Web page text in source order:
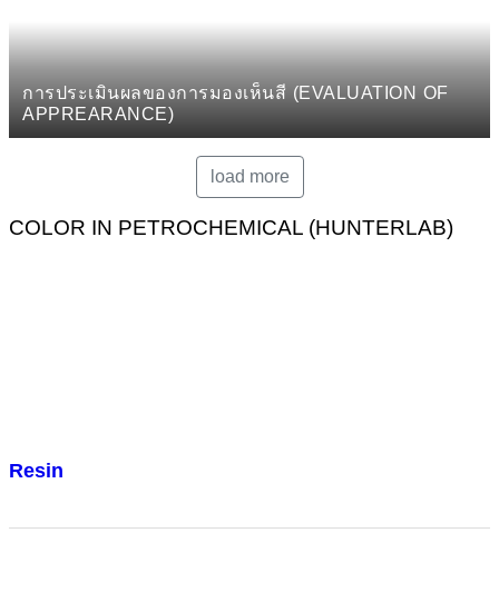
การประเมินผลของการมองเห็นสี (EVALUATION OF
APPREARANCE)
load more
COLOR IN PETROCHEMICAL (HUNTERLAB)
Resin